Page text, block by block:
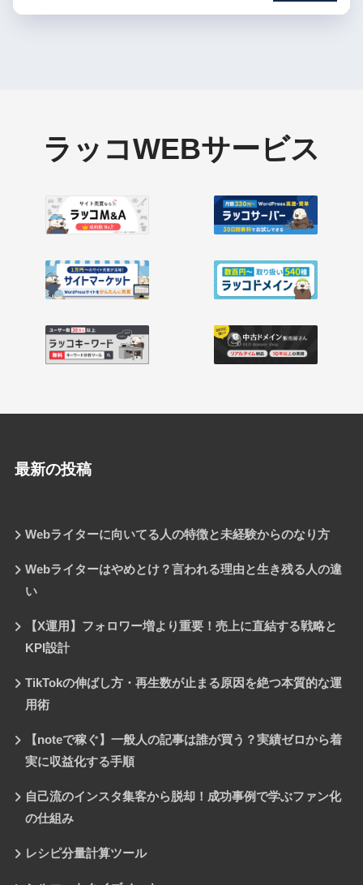
ラッコWEBサービス
最新の投稿
Webライターに向いてる人の特徴と未経験からのなり方
Webライターはやめとけ？言われる理由と生き残る人の違
い
【X運用】フォロワー増より重要！売上に直結する戦略と
KPI設計
TikTokの伸ばし方・再生数が止まる原因を絶つ本質的な運
用術
【noteで稼ぐ】一般人の記事は誰が買う？実績ゼロから着
実に収益化する手順
自己流のインスタ集客から脱却！成功事例で学ぶファン化
の仕組み
レシピ分量計算ツール